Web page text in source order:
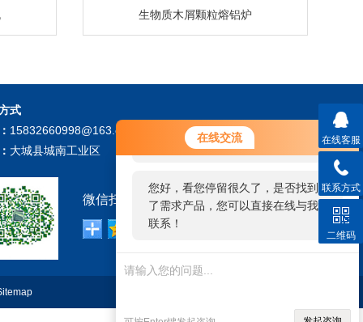
在线交流
您好！欢迎前来咨询，很高兴为您
服务，请问您要咨询什么问题呢？
您好，看您停留很久了，是否找到
了需求产品，您可以直接在线与我
联系！
生物质木屑颗粒熔铝炉
式
15832660998@163.com
大城县城南工业区
微信扫描关注我们：
在线客服
联系方式
二维码